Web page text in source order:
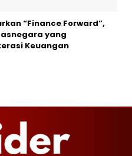
“Finance Forward”,
yang
Keuangan